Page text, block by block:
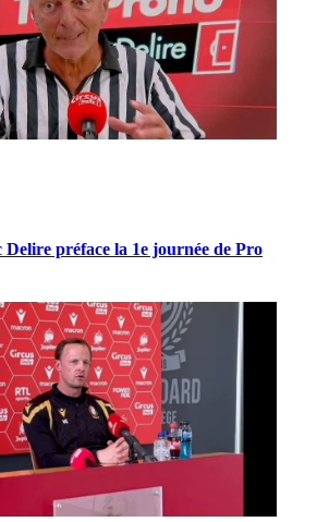
préface la 1e journée de Pro